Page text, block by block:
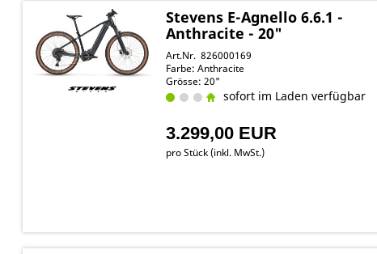
Stevens E-Agnello 6.6.1 -
Anthracite - 20"
Art.Nr. 826000169
Farbe: Anthracite
Grösse: 20"
sofort im Laden verfügbar
3.299,00 EUR
pro Stück (inkl. MwSt.)